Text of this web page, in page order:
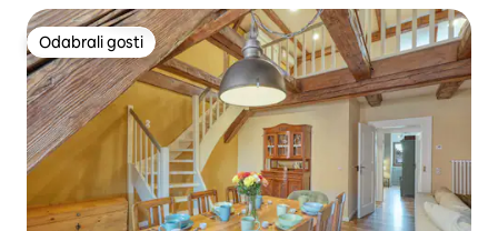
Odabrali gosti
Odabrali gosti